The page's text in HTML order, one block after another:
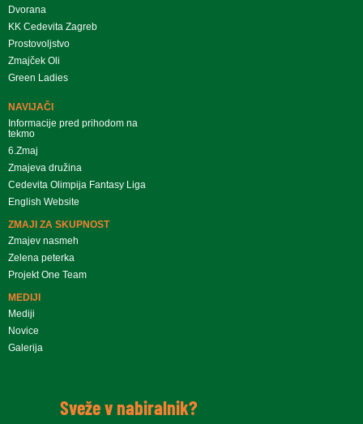
Dvorana
KK Cedevita Zagreb
Prostovoljstvo
Zmajček Oli
Green Ladies
NAVIJAČI
Informacije pred prihodom na
tekmo
6.Zmaj
Zmajeva družina
Cedevita Olimpija Fantasy Liga
English Website
ZMAJI ZA SKUPNOST
Zmajev nasmeh
Zelena peterka
Projekt One Team
MEDIJI
Mediji
Novice
Galerija
Sveže v nabiralnik?